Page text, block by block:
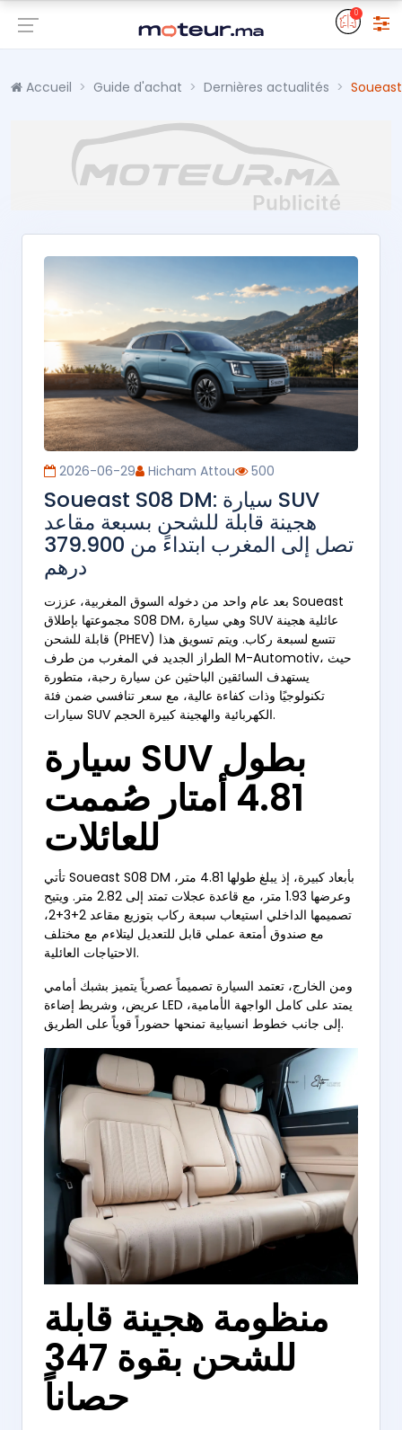
0
Accueil Guide d'achat Dernières actualités
2026-06-29 Hicham Attou 500
Soueast S08 DM: سيارة SUV
هجينة قابلة للشحن بسبعة مقاعد
تصل إلى المغرب ابتداءً من 379.900
درهم
بعد عام واحد من دخوله السوق المغربية، عززت Soueast
مجموعتها بإطلاق S08 DM، وهي سيارة SUV عائلية هجينة
قابلة للشحن (PHEV) تتسع لسبعة ركاب. ويتم تسويق هذا
الطراز الجديد في المغرب من طرف M-Automotiv، حيث
يستهدف السائقين الباحثين عن سيارة رحبة، متطورة
تكنولوجيًا وذات كفاءة عالية، مع سعر تنافسي ضمن فئة
سيارات SUV الكهربائية والهجينة كبيرة الحجم.
سيارة SUV بطول
4.81 أمتار صُممت
للعائلات
تأتي Soueast S08 DM بأبعاد كبيرة، إذ يبلغ طولها 4.81 متر،
وعرضها 1.93 متر، مع قاعدة عجلات تمتد إلى 2.82 متر. ويتيح
تصميمها الداخلي استيعاب سبعة ركاب بتوزيع مقاعد 2+3+2،
مع صندوق أمتعة عملي قابل للتعديل ليتلاءم مع مختلف
الاحتياجات العائلية.
ومن الخارج، تعتمد السيارة تصميماً عصرياً يتميز بشبك أمامي
عريض، وشريط إضاءة LED يمتد على كامل الواجهة الأمامية،
إلى جانب خطوط انسيابية تمنحها حضوراً قوياً على الطريق.
منظومة هجينة قابلة
للشحن بقوة 347
حصاناً